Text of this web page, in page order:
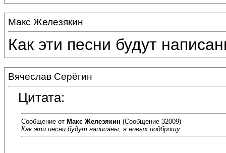
Макс Железякин
Как эти песни будут
Вячеслав Серёгин
Цитата:
Сообщение от Макс Железякин (Сообщение 32009)
Как эти песни будут написаны, я новых подброшу.